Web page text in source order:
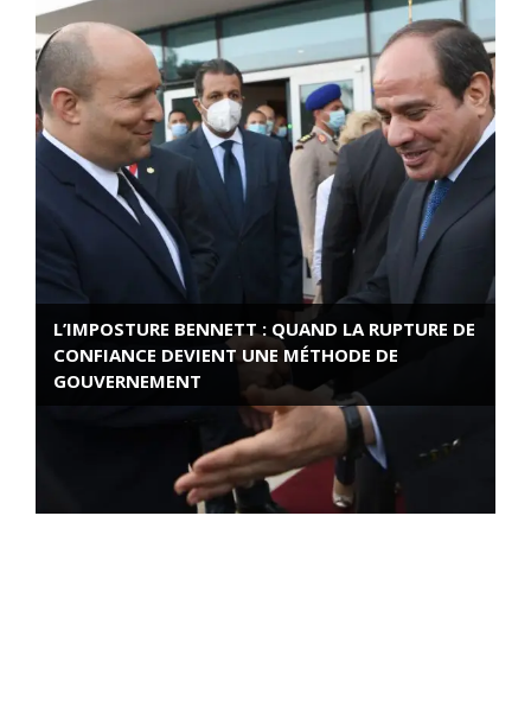
L’IMPOSTURE BENNETT : QUAND LA RUPTURE DE
CONFIANCE DEVIENT UNE MÉTHODE DE
GOUVERNEMENT
ROSE VALLAND, HEROÏNE DE LA RESISTANCE